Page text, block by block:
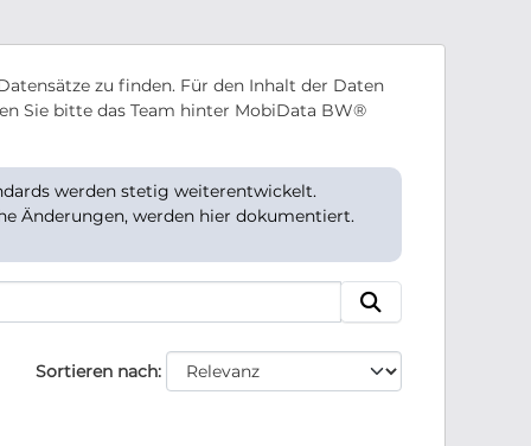
zu finden. Für den Inhalt der Daten
Sie bitte das Team hinter MobiData BW®
werden stetig weiterentwickelt.
Änderungen, werden hier dokumentiert.
Sortieren nach